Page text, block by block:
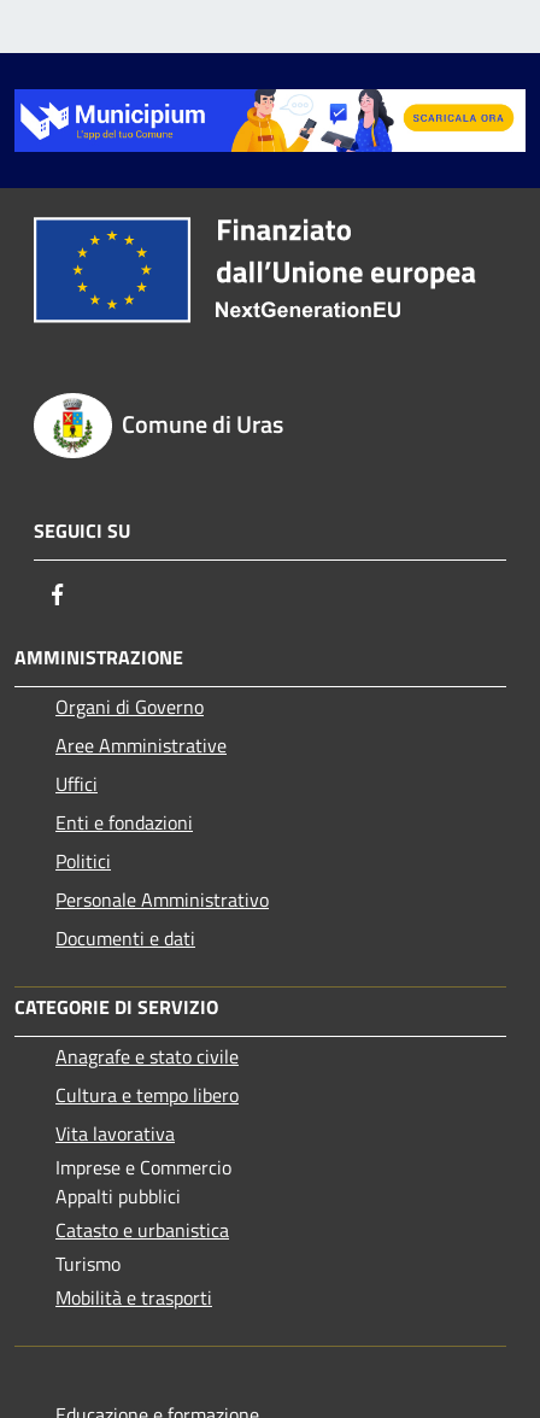
Comune di Uras
SEGUICI SU
AMMINISTRAZIONE
Organi di Governo
Aree Amministrative
Uffici
Enti e fondazioni
Politici
Personale Amministrativo
Documenti e dati
CATEGORIE DI SERVIZIO
Anagrafe e stato civile
Cultura e tempo libero
Vita lavorativa
Imprese e Commercio
Appalti pubblici
Catasto e urbanistica
Turismo
Mobilità e trasporti